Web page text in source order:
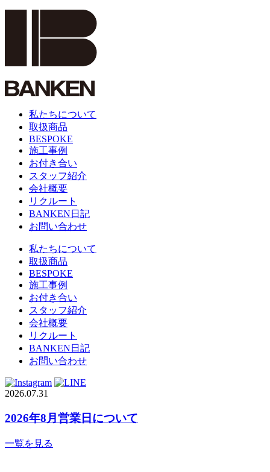
私たちについて
取扱商品
BESPOKE
施工事例
お付き合い
スタッフ紹介
会社概要
リクルート
BANKEN日記
お問い合わせ
私たちについて
取扱商品
BESPOKE
施工事例
お付き合い
スタッフ紹介
会社概要
リクルート
BANKEN日記
お問い合わせ
2026.07.31
2026年8月営業日について
一覧を見る